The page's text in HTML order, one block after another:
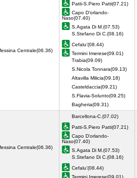
Centrale(06.36)
Patti-S.Piero Patti(07.21)
Capo D'orlando-
Naso(07.40)
S.Agata Di M.(07.53)
S.Stefano Di C.(08.16)
Cefalu'(08.44)
Termini Imerese(09.01)
Trabia(09.09)
S.Nicola Tonnara(09.13)
Altavilla Milicia(09.18)
Casteldaccia(09.21)
S.Flavia-Solunto(09.25)
Bagheria(09.31)
Centrale(06.36)
Barcellona-C.(07.02)
Patti-S.Piero Patti(07.21)
Capo D'orlando-
Naso(07.40)
S.Agata Di M.(07.53)
S.Stefano Di C.(08.16)
Cefalu'(08.44)
Termini Imerese(09.01)